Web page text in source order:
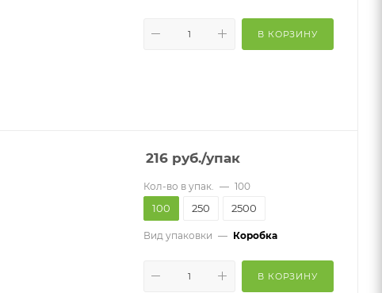
В КОРЗИНУ
216 руб./упак
Кол-во в упак. — 100
100 250 2500
Вид упаковки — Коробка
В КОРЗИНУ